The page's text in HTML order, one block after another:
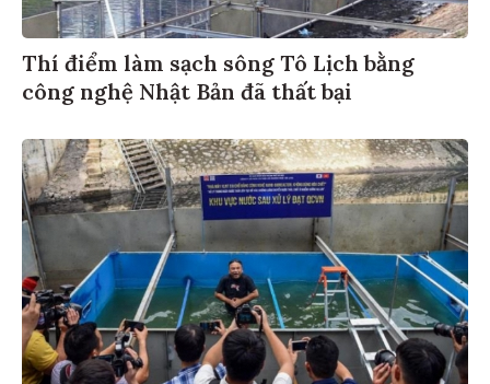
Thí điểm làm sạch sông Tô Lịch bằng
công nghệ Nhật Bản đã thất bại